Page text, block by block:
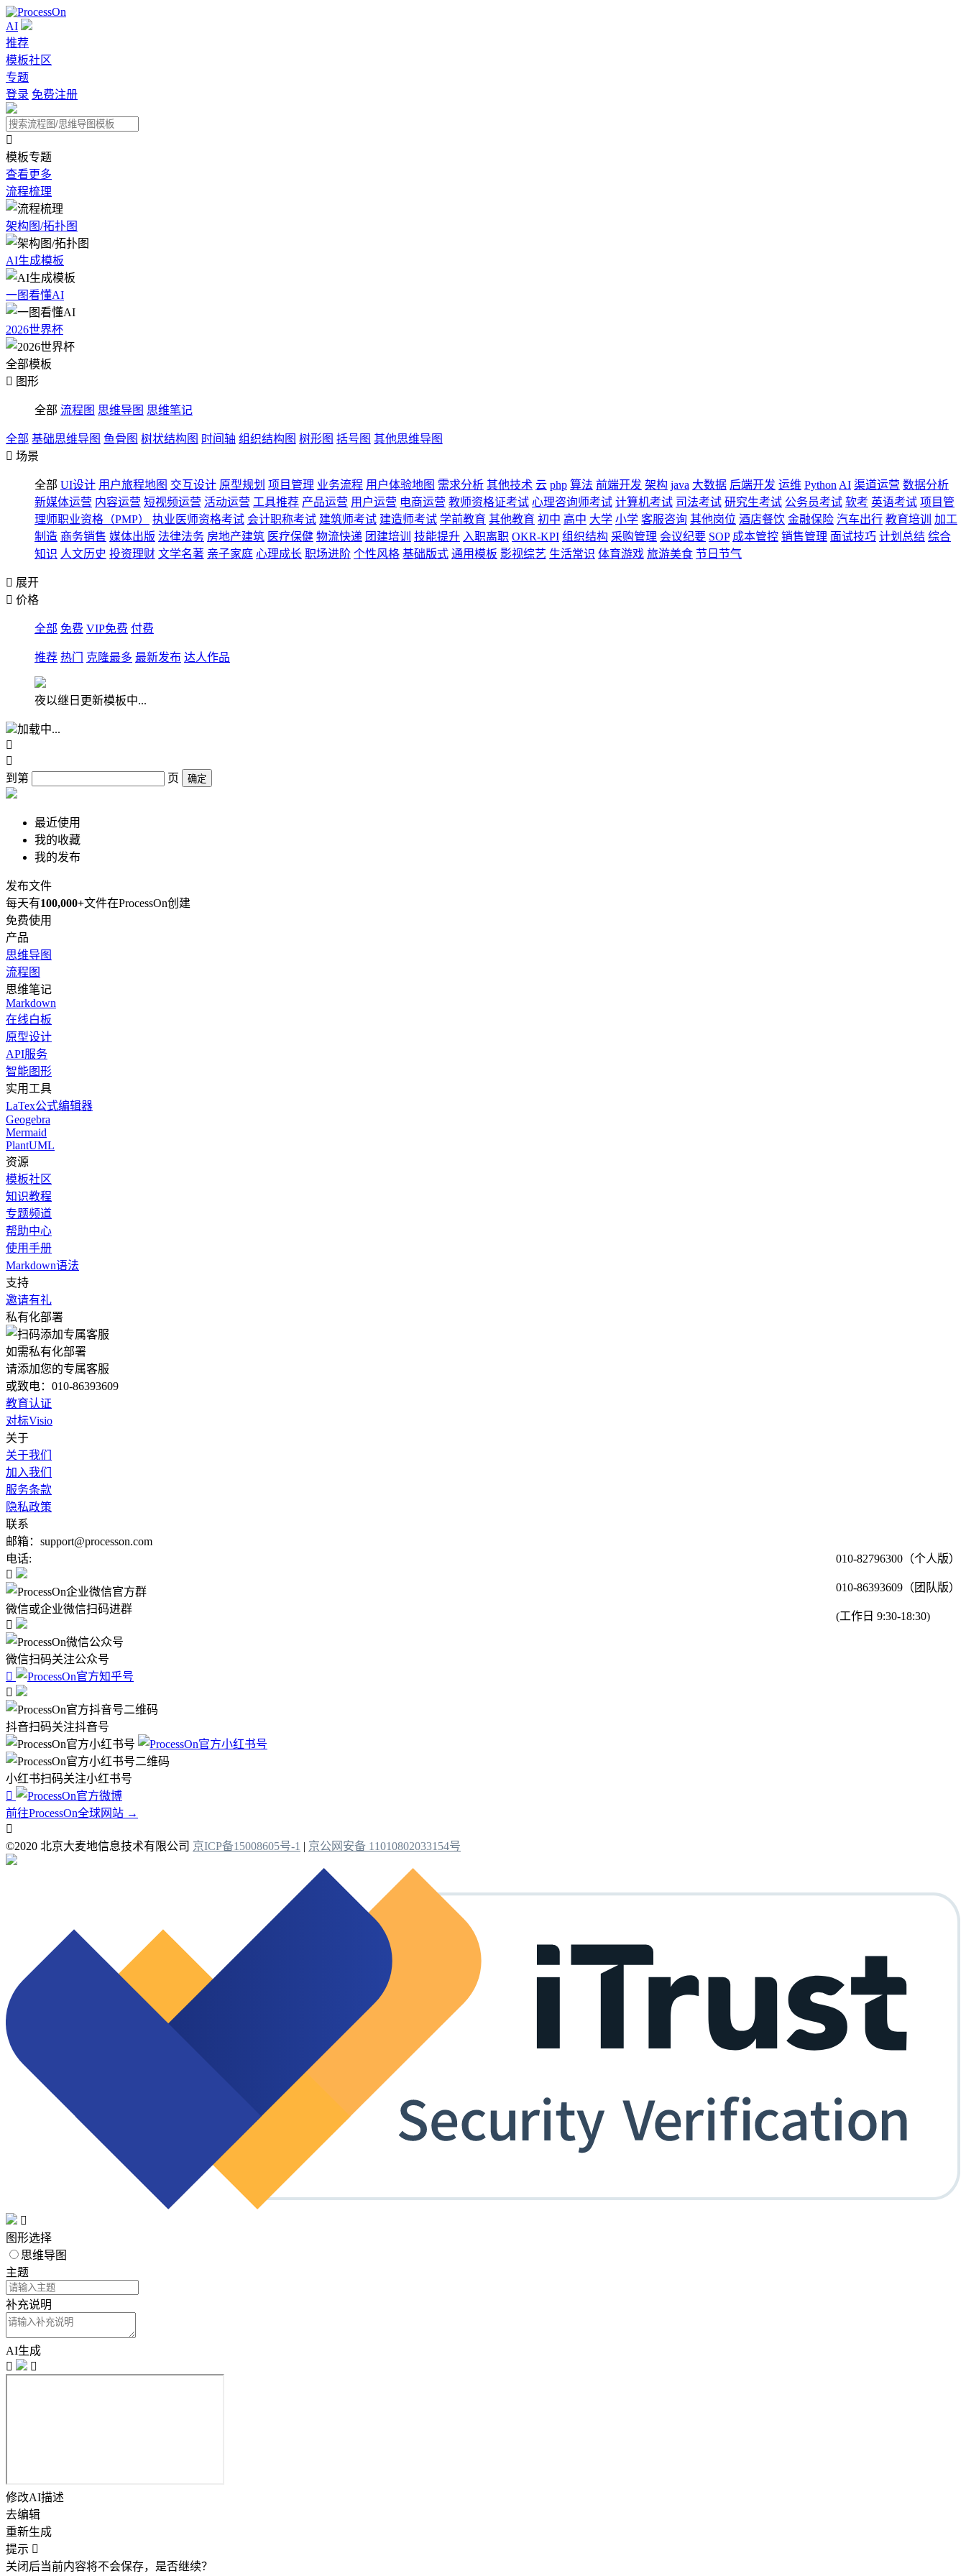
AI
推荐
模板社区
专题
登录 免费注册

模板专题
查看更多
流程梳理
架构图/拓扑图
AI生成模板
一图看懂AI
2026世界杯
全部模板
 图形
全部 流程图 思维导图 思维笔记
全部 基础思维导图 鱼骨图 树状结构图 时间轴 组织结构图 树形图 括号图 其他思维导图
 场景
全部 UI设计 用户旅程地图 交互设计 原型规划 项目管理 业务流程 用户体验地图 需求分析 其他技术 云 php 算法 前端开发 架构 java 大数据 后端开发 运维 Python AI 渠道运营 数据分析
新媒体运营 内容运营 短视频运营 活动运营 工具推荐 产品运营 用户运营 电商运营 教师资格证考试 心理咨询师考试 计算机考试 司法考试 研究生考试 公务员考试 软考 英语考试 项目管
理师职业资格（PMP）
执业医师资格考试 会计职称考试 建筑师考试 建造师考试 学前教育 其他教育 初中 高中 大学 小学 客服咨询 其他岗位 酒店餐饮 金融保险 汽车出行 教育培训
加工
制造 商务销售 媒体出版 法律法务 房地产建筑 医疗保健 物流快递 团建培训 技能提升 入职离职 OKR-KPI 组织结构 采购管理 会议纪要 SOP 成本管控 销售管理 面试技巧 计划总结 综合
知识 人文历史 投资理财 文学名著 亲子家庭 心理成长 职场进阶 个性风格 基础版式 通用模板 影视综艺 生活常识 体育游戏 旅游美食 节日节气
 展开
 价格
全部 免费 VIP免费 付费
推荐 热门 克隆最多 最新发布 达人作品
夜以继日更新模板中...
加载中...


到第
页 确定
最近使用
我的收藏
我的发布
发布文件
每天有100,000+文件在ProcessOn创建
免费使用
产品
思维导图
流程图
思维笔记
Markdown
在线白板
原型设计
API服务
智能图形
实用工具
LaTex公式编辑器
Geogebra
Mermaid
PlantUML
资源
模板社区
知识教程
专题频道
帮助中心
使用手册
Markdown语法
支持
邀请有礼
私有化部署
如需私有化部署
请添加您的专属客服
或致电：010-86393609
教育认证
对标Visio
关于
关于我们
加入我们
服务条款
隐私政策
联系
邮箱：support@processon.com
电话:
010-82796300（个人版）
010-86393609（团队版）
(工作日 9:30-18:30)

微信或企业微信扫码进群

微信扫码关注公众号


抖音扫码关注抖音号
小红书扫码关注小红书号

前往ProcessOn全球网站 →

©2020 北京大麦地信息技术有限公司 京ICP备15008605号-1 | 京公网安备 11010802033154号

图形选择
思维导图
主题
补充说明
AI生成


修改AI描述
去编辑
重新生成
提示 
关闭后当前内容将不会保存，是否继续？